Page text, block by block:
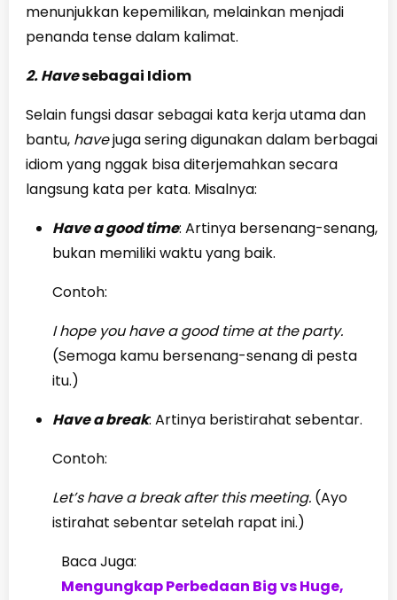
menunjukkan kepemilikan, melainkan menjadi
penanda tense dalam kalimat.
2. Havesebagai Idiom
Selain fungsi dasar sebagai kata kerja utama dan
bantu, havejuga sering digunakan dalam berbagai
idiom yang nggak bisa diterjemahkan secara
langsung kata per kata. Misalnya:
Have a good time: Artinya bersenang-senang,
bukan memiliki waktu yang baik.
Contoh:
I hope you have a good time at the party.
(Semoga kamu bersenang-senang di pesta
itu.)
Have a break: Artinya beristirahat sebentar.
Contoh:
Let’s have a break after this meeting.(Ayo
istirahat sebentar setelah rapat ini.)
Baca Juga:
Mengungkap Perbedaan Big vs Huge,